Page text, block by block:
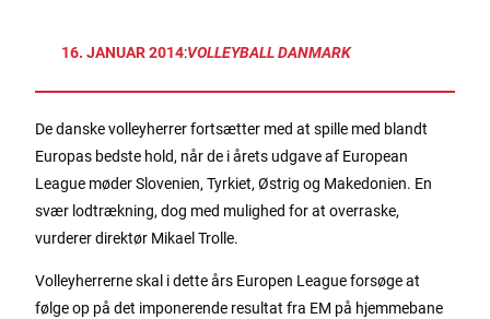
16. JANUAR 2014:VOLLEYBALL DANMARK
De danske volleyherrer fortsætter med at spille med blandt
Europas bedste hold, når de i årets udgave af European
League møder Slovenien, Tyrkiet, Østrig og Makedonien. En
svær lodtrækning, dog med mulighed for at overraske,
vurderer direktør Mikael Trolle.
Volleyherrerne skal i dette års Europen League forsøge at
følge op på det imponerende resultat fra EM på hjemmebane